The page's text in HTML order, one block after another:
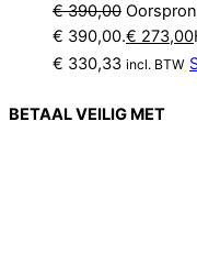
€390,00
€ 390,00.€ 273,00
€ 330,33 incl. BTW
BETAAL VEILIG MET